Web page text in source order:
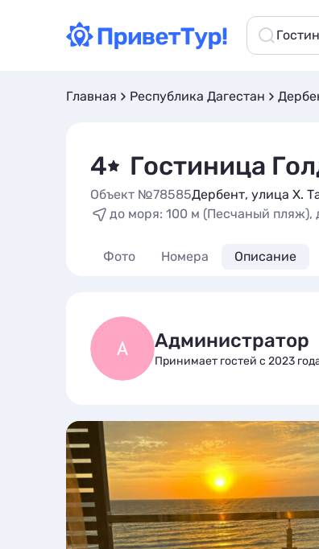
Главная Республика Дагестан
4 Гостиница
Объект №78585Дербент, улица Х.
до моря: 100 м (Песчаный пляж),
Фото Номера Описание
А Администратор
Принимает гостей с 2023